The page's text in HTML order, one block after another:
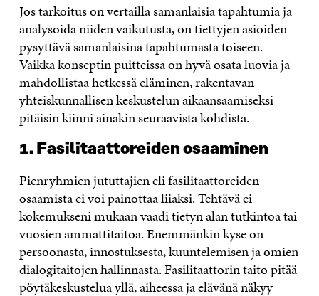
Jos tarkoitus on vertailla samanlaisia tapahtumia ja
analysoida niiden vaikutusta, on tiettyjen asioiden
pysyttävä samanlaisina tapahtumasta toiseen.
Vaikka konseptin puitteissa on hyvä osata luovia ja
mahdollistaa hetkessä eläminen, rakentavan
yhteiskunnallisen keskustelun aikaansaamiseksi
pitäisin kiinni ainakin seuraavista kohdista.
1. Fasilitaattoreiden osaaminen
Pienryhmien jututtajien eli fasilitaattoreiden
osaamista ei voi painottaa liiaksi. Tehtävä ei
kokemukseni mukaan vaadi tietyn alan tutkintoa tai
vuosien ammattitaitoa. Enemmänkin kyse on
persoonasta, innostuksesta, kuuntelemisen ja omien
dialogitaitojen hallinnasta. Fasilitaattorin taito pitää
pöytäkeskustelua yllä, aiheessa ja elävänä näkyy